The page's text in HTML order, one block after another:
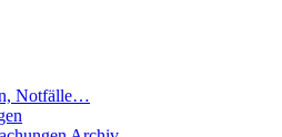
Notfälle…